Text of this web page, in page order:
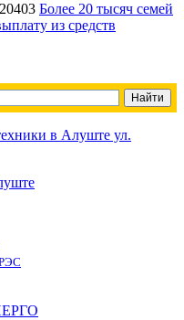
Более 20 тысяч семей
из средств